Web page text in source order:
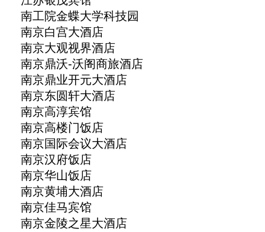
南工院金蝶大学科技园
南京白宫大酒店
南京大观视界酒店
南京鼎沃-沃阁商旅酒店
南京鼎业开元大酒店
南京东圆轩大酒店
南京高淳宾馆
南京高楼门饭店
南京国际会议大酒店
南京汉府饭店
南京华山饭店
南京黄埔大酒店
南京佳马宾馆
南京金陵之星大酒店